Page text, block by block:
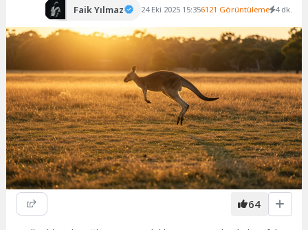
Faik Yılmaz 24 Eki 2025 15:356121 Görüntüleme 4 dk.
64